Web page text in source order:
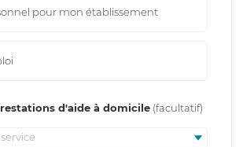
pour mon établissement
d'aide à domicile